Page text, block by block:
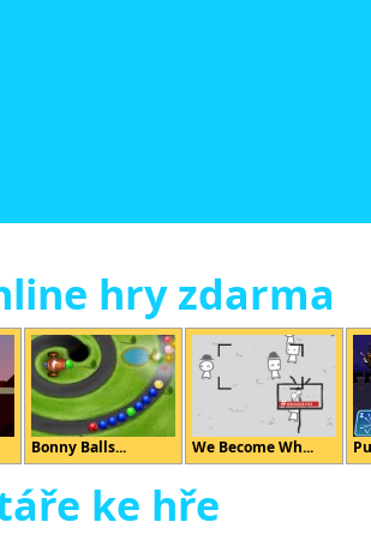
hry zdarma
Bonny Balls... We Become Wh...
ke hře